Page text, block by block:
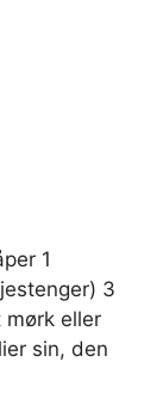
1
3
mørk eller
sin, den